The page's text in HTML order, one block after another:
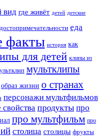
вид где живёт детей детские
достопримечательности еда
факты история как
для детей клипы из
мультклипы
образ жизни о странах
персонажи мультфильмов
продукты про
про мультфильм про
столица столицы фрукты